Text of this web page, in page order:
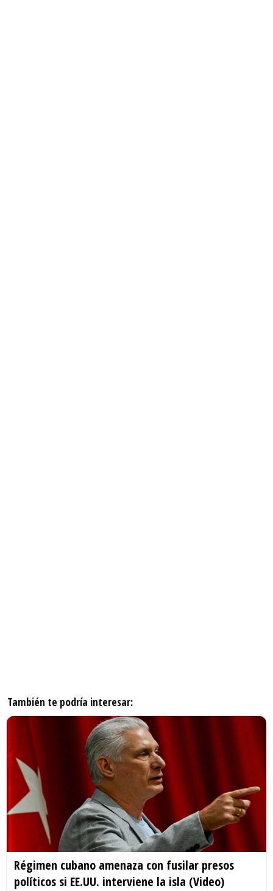
También te podría interesar:
Régimen cubano amenaza con fusilar presos
políticos si EE.UU. interviene la isla (Video)